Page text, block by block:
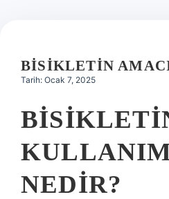
Hakkımızda
BISIKLETIN
Tarih: Ocak 7, 2025
NEDIR?